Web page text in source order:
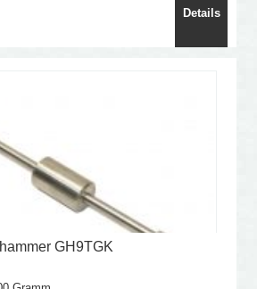
Details
GH9TGK